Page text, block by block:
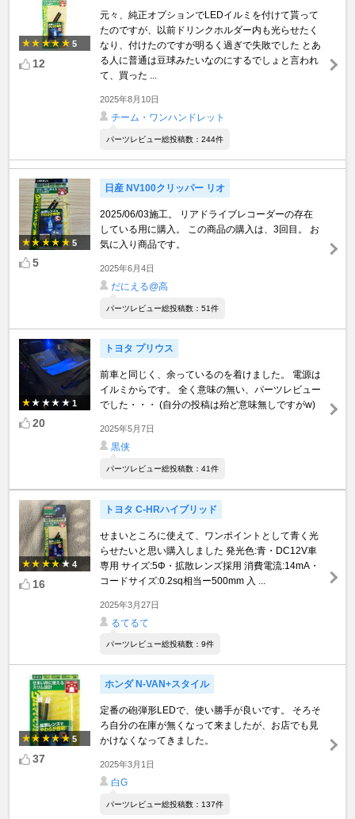
5
12
元々、純正オプションでLEDイルミを付けて貰って
たのですが、以前ドリンクホルダー内も光らせたく
なり、付けたのですが明るく過ぎで失敗でした とあ
る人に普通は豆球みたいなのにするでしょと言われ
て、買った ...
2025年8月10日
チーム・ワンハンドレット
パーツレビュー総投稿数：244件
5
5
日産 NV100クリッパー リオ
2025/06/03施工。 リアドライブレコーダーの存在
している用に購入。 この商品の購入は、3回目。 お
気に入り商品です。
2025年6月4日
だにえる@高
パーツレビュー総投稿数：51件
1
20
トヨタ プリウス
前車と同じく、余っているのを着けました。 電源は
イルミからです。 全く意味の無い、パーツレビュー
でした・・・ (自分の投稿は殆ど意味無しですがw)
2025年5月7日
黒侠
パーツレビュー総投稿数：41件
4
16
トヨタ C-HRハイブリッド
せまいところに使えて、ワンポイントとして青く光
らせたいと思い購入しました 発光色:青・DC12V車
専用 サイズ:5Φ・拡散レンズ採用 消費電流:14mA・
コードサイズ:0.2sq相当ー500mm 入 ...
2025年3月27日
るてるて
パーツレビュー総投稿数：9件
5
37
ホンダ N-VAN+スタイル
定番の砲弾形LEDで、使い勝手が良いです。 そろそ
ろ自分の在庫が無くなって来ましたが、お店でも見
かけなくなってきました。
2025年3月1日
白G
パーツレビュー総投稿数：137件